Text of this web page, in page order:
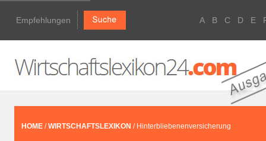
Empfehlungen A B C D E
HOME /WIRTSCHAFTSLEXIKON / Hinterbliebenenversicherung